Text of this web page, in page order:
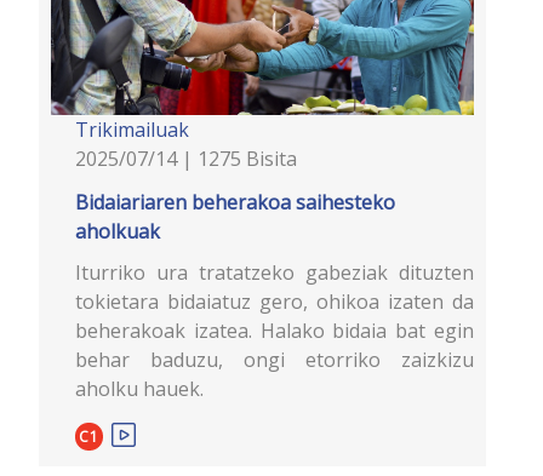
Trikimailuak
2025/07/14 | 1275 Bisita
Bidaiariaren beherakoa saihesteko
aholkuak
Iturriko ura tratatzeko gabeziak dituzten
tokietara bidaiatuz gero, ohikoa izaten da
beherakoak izatea. Halako bidaia bat egin
behar baduzu, ongi etorriko zaizkizu
aholku hauek.
C1